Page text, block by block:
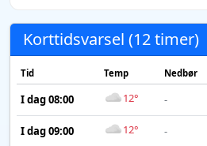
Korttidsvarsel (12 timer)
Tid Temp Nedbør
I dag 08:00 12° -
I dag 09:00 12° -